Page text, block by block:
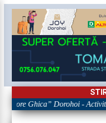
Ghica” Dorohoi -